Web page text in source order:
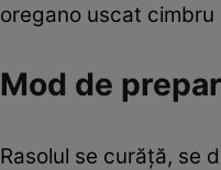
oregano uscat
Mod de
Rasolul se curăţă, se